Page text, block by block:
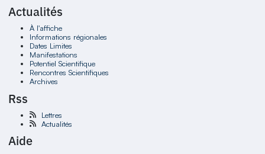
Actualités
À l'affiche
Informations régionales
Dates Limites
Manifestations
Potentiel Scientifique
Rencontres Scientifiques
Archives
Rss
Lettres
Actualités
Aide